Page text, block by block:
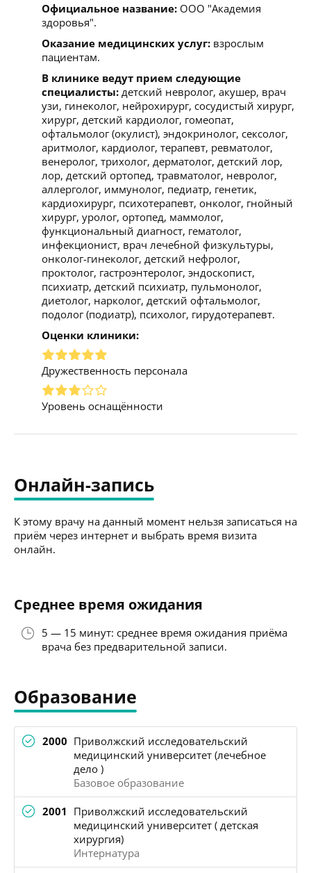
Официальное название: ООО "Академия
здоровья".
Оказание медицинских услуг: взрослым
пациентам.
В клинике ведут прием следующие
специалисты: детский невролог, акушер, врач
узи, гинеколог, нейрохирург, сосудистый хирург,
хирург, детский кардиолог, гомеопат,
офтальмолог (окулист), эндокринолог, сексолог,
аритмолог, кардиолог, терапевт, ревматолог,
венеролог, трихолог, дерматолог, детский лор,
лор, детский ортопед, травматолог, невролог,
аллерголог, иммунолог, педиатр, генетик,
кардиохирург, психотерапевт, онколог, гнойный
хирург, уролог, ортопед, маммолог,
функциональный диагност, гематолог,
инфекционист, врач лечебной физкультуры,
онколог-гинеколог, детский нефролог,
проктолог, гастроэнтеролог, эндоскопист,
психиатр, детский психиатр, пульмонолог,
диетолог, нарколог, детский офтальмолог,
подолог (подиатр), психолог, гирудотерапевт.
Оценки клиники:
Дружественность персонала
Уровень оснащённости
Онлайн-запись
К этому врачу на данный момент нельзя записаться на
приём через интернет и выбрать время визита
онлайн.
Среднее время ожидания
5 — 15 минут: среднее время ожидания приёма
врача без предварительной записи.
Образование
2000 Приволжский исследовательский
медицинский университет (лечебное
дело )
Базовое образование
2001 Приволжский исследовательский
медицинский университет ( детская
хирургия)
Интернатура